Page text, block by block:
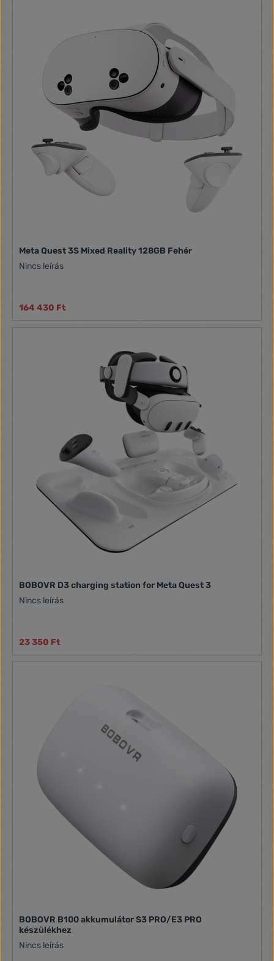
Meta Quest 3S Mixed Reality 128GB Fehér
Nincs leírás
164 430 Ft
BOBOVR D3 charging station for Meta Quest 3
Nincs leírás
23 350 Ft
BOBOVR B100 akkumulátor S3 PRO/E3 PRO
készülékhez
Nincs leírás